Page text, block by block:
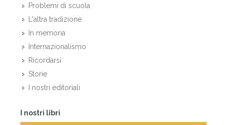
Problemi di scuola
L'altra tradizione
In memoria
Internazionalismo
Ricordarsi
Storie
I nostri editoriali
I nostri libri